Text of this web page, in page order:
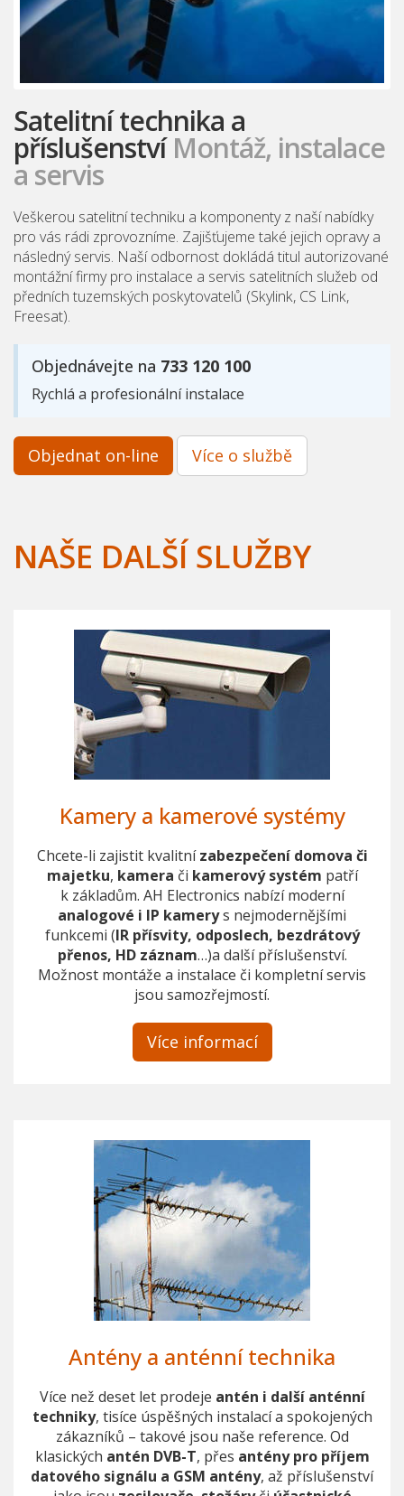
Satelitní technika a
příslušenstvíMontáž, instalace
a servis
Veškerou satelitní techniku a komponenty z naší nabídky
pro vás rádi zprovozníme. Zajišťujeme také jejich opravy a
následný servis. Naší odbornost dokládá titul autorizované
montážní firmy pro instalace a servis satelitních služeb od
předních tuzemských poskytovatelů (Skylink, CS Link,
Freesat).
Objednávejte na 733 120 100
Rychlá a profesionální instalace
Objednat on-line Více o službě
NAŠE DALŠÍ SLUŽBY
Kamery a kamerové systémy
Chcete-li zajistit kvalitnízabezpečení domova či
majetku, kamera či kamerový systém patří
k základům. AH Electronics nabízí moderní
analogové i IP kamerys nejmodernějšími
funkcemi (IR přísvity, odposlech, bezdrátový
přenos, HD záznam…)a další příslušenství.
Možnost montáže a instalace či kompletní servis
jsou samozřejmostí.
Více informací
Antény a anténní technika
Více než deset let prodeje antén i další anténní
techniky, tisíce úspěšných instalací a spokojených
zákazníků – takové jsou naše reference. Od
klasických antén DVB-T, přes antény pro příjem
datového signálu a GSM antény, až příslušenství